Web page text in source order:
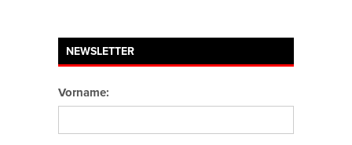
NEWSLETTER
Vorname: